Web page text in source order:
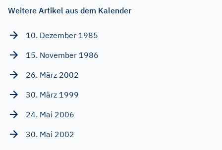
Weitere Artikel aus dem Kalender
10. Dezember 1985
15. November 1986
26. März 2002
30. März 1999
24. Mai 2006
30. Mai 2002